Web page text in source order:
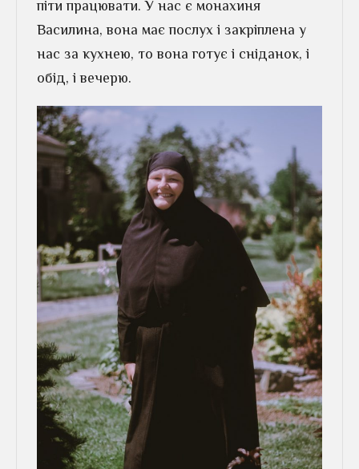
піти працювати. У нас є монахиня
Василина, вона має послух і закріплена у
нас за кухнею, то вона готує і сніданок, і
обід, і вечерю.